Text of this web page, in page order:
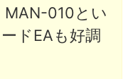
MAN-010とい
ドEAも好調